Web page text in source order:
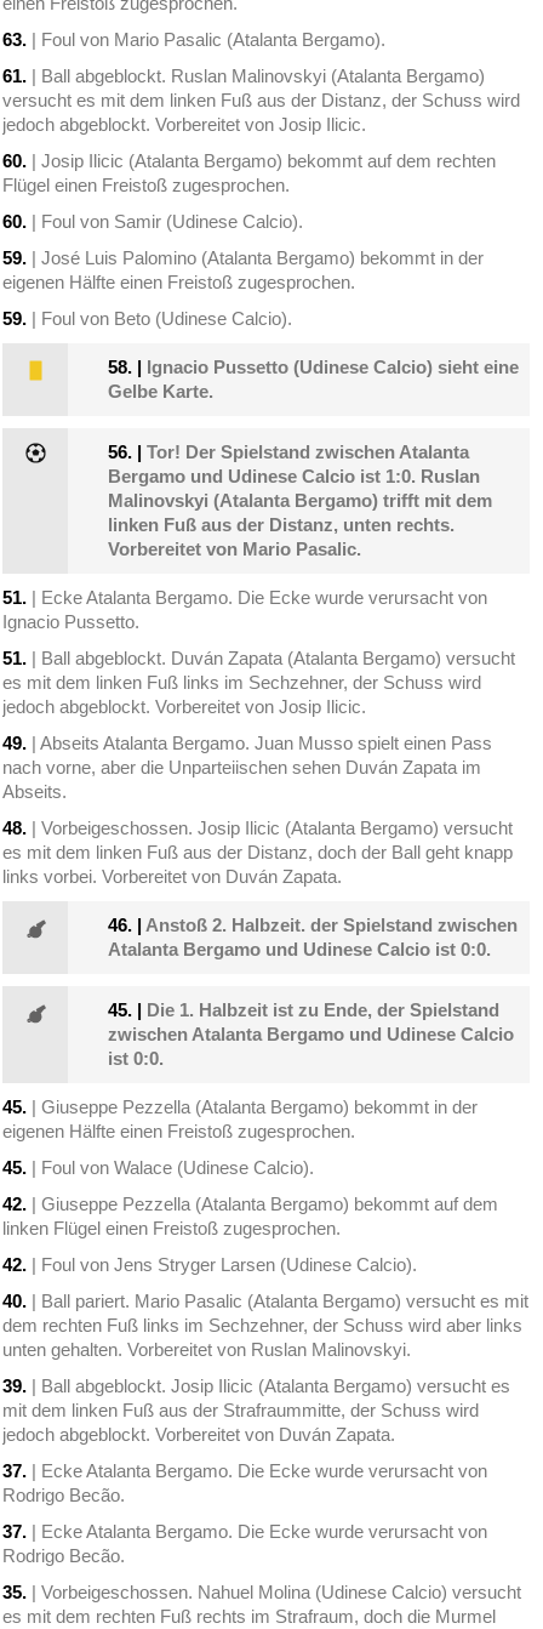
63. | Foul von Mario Pasalic (Atalanta Bergamo).
61. | Ball abgeblockt. Ruslan Malinovskyi (Atalanta Bergamo)
versucht es mit dem linken Fuß aus der Distanz, der Schuss wird
jedoch abgeblockt. Vorbereitet von Josip Ilicic.
60. | Josip Ilicic (Atalanta Bergamo) bekommt auf dem rechten
Flügel einen Freistoß zugesprochen.
60. | Foul von Samir (Udinese Calcio).
59. | José Luis Palomino (Atalanta Bergamo) bekommt in der
eigenen Hälfte einen Freistoß zugesprochen.
59. | Foul von Beto (Udinese Calcio).
58. | Ignacio Pussetto (Udinese Calcio) sieht eine
Gelbe Karte.
56. |Tor! Der Spielstand zwischen Atalanta
Bergamo und Udinese Calcio ist 1:0. Ruslan
Malinovskyi (Atalanta Bergamo) trifft mit dem
linken Fuß aus der Distanz, unten rechts.
Vorbereitet von Mario Pasalic.
51. | Ecke Atalanta Bergamo. Die Ecke wurde verursacht von
Ignacio Pussetto.
51. | Ball abgeblockt. Duván Zapata (Atalanta Bergamo) versucht
es mit dem linken Fuß links im Sechzehner, der Schuss wird
jedoch abgeblockt. Vorbereitet von Josip Ilicic.
49. | Abseits Atalanta Bergamo. Juan Musso spielt einen Pass
nach vorne, aber die Unparteiischen sehen Duván Zapata im
Abseits.
48. | Vorbeigeschossen. Josip Ilicic (Atalanta Bergamo) versucht
es mit dem linken Fuß aus der Distanz, doch der Ball geht knapp
links vorbei. Vorbereitet von Duván Zapata.
46. | Anstoß 2. Halbzeit. der Spielstand zwischen
Atalanta Bergamo und Udinese Calcio ist 0:0.
45. | Die 1. Halbzeit ist zu Ende, der Spielstand
zwischen Atalanta Bergamo und Udinese Calcio
ist 0:0.
45. | Giuseppe Pezzella (Atalanta Bergamo) bekommt in der
eigenen Hälfte einen Freistoß zugesprochen.
45. | Foul von Walace (Udinese Calcio).
42. | Giuseppe Pezzella (Atalanta Bergamo) bekommt auf dem
linken Flügel einen Freistoß zugesprochen.
42. | Foul von Jens Stryger Larsen (Udinese Calcio).
40. | Ball pariert. Mario Pasalic (Atalanta Bergamo) versucht es mit
dem rechten Fuß links im Sechzehner, der Schuss wird aber links
unten gehalten. Vorbereitet von Ruslan Malinovskyi.
39. | Ball abgeblockt. Josip Ilicic (Atalanta Bergamo) versucht es
mit dem linken Fuß aus der Strafraummitte, der Schuss wird
jedoch abgeblockt. Vorbereitet von Duván Zapata.
37. | Ecke Atalanta Bergamo. Die Ecke wurde verursacht von
Rodrigo Becão.
37. | Ecke Atalanta Bergamo. Die Ecke wurde verursacht von
Rodrigo Becão.
35. | Vorbeigeschossen. Nahuel Molina (Udinese Calcio) versucht
es mit dem rechten Fuß rechts im Strafraum, doch die Murmel